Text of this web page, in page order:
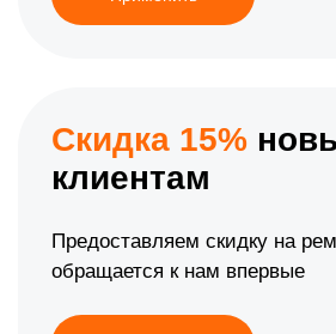
Скидка 15%
клиентам
Предоставляем скидку на
обращается к нам впервые